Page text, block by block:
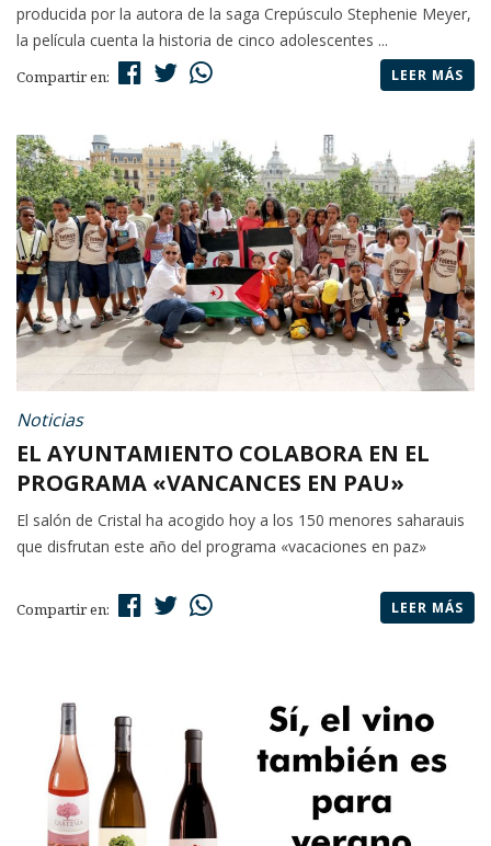
producida por la autora de la saga Crepúsculo Stephenie Meyer,
la película cuenta la historia de cinco adolescentes ...
Compartir en: LEER MÁS
Noticias
EL AYUNTAMIENTO COLABORA EN EL
PROGRAMA «VANCANCES EN PAU»
El salón de Cristal ha acogido hoy a los 150 menores saharauis
que disfrutan este año del programa «vacaciones en paz»
Compartir en: LEER MÁS